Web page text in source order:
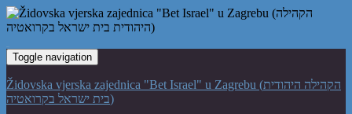
Toggle navigation
Židovska vjerska zajednica "Bet Israel" u Zagrebu (הקהילה היהודית
בית ישראל בקרואטיה)